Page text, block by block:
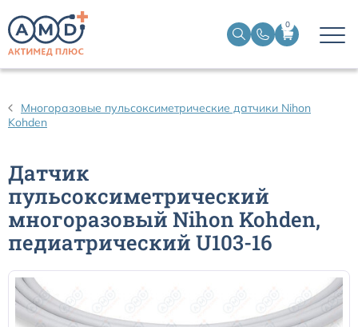
0
Многоразовые пульсоксиметрические датчики Nihon
Kohden
Датчик
пульсоксиметрический
многоразовый Nihon Kohden,
педиатрический U103-16
Датчики ЭЭГ BIS
Кабели пациента ЭКГ
Датчики температурные медицинские к мониторам
Кабели для кардиографов